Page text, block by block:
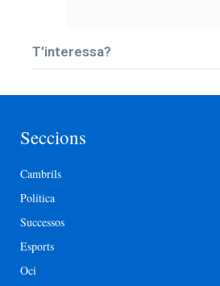
T’interessa?
Seccions
Cambrils
Política
Successos
Esports
Oci